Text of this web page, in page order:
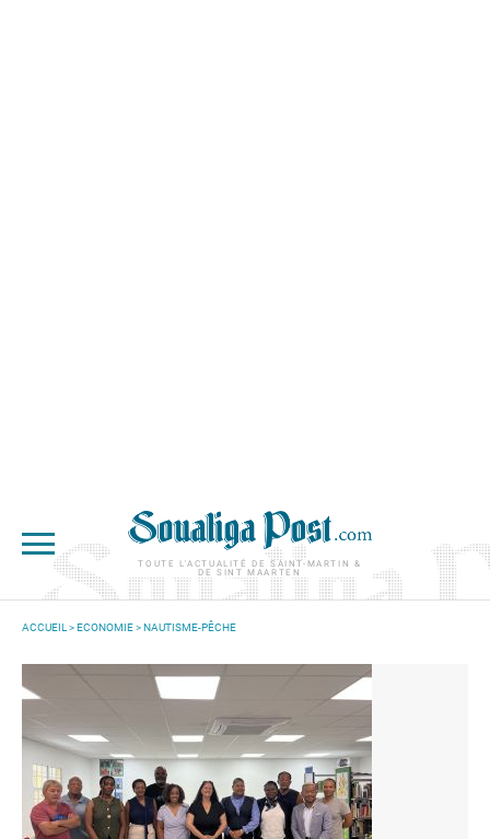
TOUTE L'ACTUALITÉ DE SAINT-MARTIN &
DE SINT MAARTEN
ACCUEIL >ECONOMIE>NAUTISME-PÊCHE